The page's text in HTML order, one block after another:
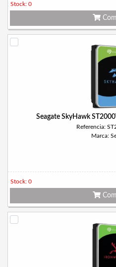
Stock: 0
Seagate SkyHawk
Referencia:
Marca:
Stock: 0